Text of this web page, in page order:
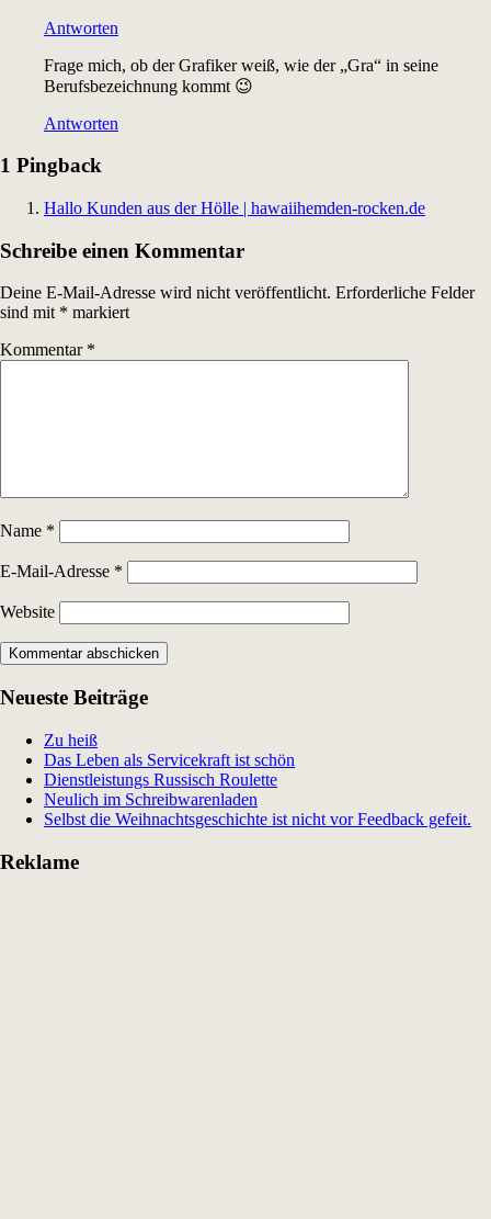
Antworten
Frage mich, ob der Grafiker weiß, wie der „Gra“ in seine
Berufsbezeichnung kommt 😉
Antworten
1 Pingback
Hallo Kunden aus der Hölle | hawaiihemden-rocken.de
Schreibe einen Kommentar
Deine E-Mail-Adresse wird nicht veröffentlicht. Erforderliche Felder
sind mit * markiert
Kommentar *
Name *
E-Mail-Adresse *
Website
Neueste Beiträge
Zu heiß
Das Leben als Servicekraft ist schön
Dienstleistungs Russisch Roulette
Neulich im Schreibwarenladen
Selbst die Weihnachtsgeschichte ist nicht vor Feedback gefeit.
Reklame